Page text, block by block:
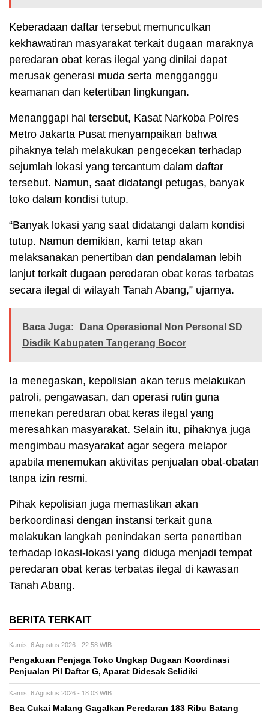
Keberadaan daftar tersebut memunculkan
kekhawatiran masyarakat terkait dugaan maraknya
peredaran obat keras ilegal yang dinilai dapat
merusak generasi muda serta mengganggu
keamanan dan ketertiban lingkungan.
Menanggapi hal tersebut, Kasat Narkoba Polres
Metro Jakarta Pusat menyampaikan bahwa
pihaknya telah melakukan pengecekan terhadap
sejumlah lokasi yang tercantum dalam daftar
tersebut. Namun, saat didatangi petugas, banyak
toko dalam kondisi tutup.
“Banyak lokasi yang saat didatangi dalam kondisi
tutup. Namun demikian, kami tetap akan
melaksanakan penertiban dan pendalaman lebih
lanjut terkait dugaan peredaran obat keras terbatas
secara ilegal di wilayah Tanah Abang,” ujarnya.
Baca Juga:
Dana Operasional Non Personal SD
Disdik Kabupaten Tangerang Bocor
Ia menegaskan, kepolisian akan terus melakukan
patroli, pengawasan, dan operasi rutin guna
menekan peredaran obat keras ilegal yang
meresahkan masyarakat. Selain itu, pihaknya juga
mengimbau masyarakat agar segera melapor
apabila menemukan aktivitas penjualan obat-obatan
tanpa izin resmi.
Pihak kepolisian juga memastikan akan
berkoordinasi dengan instansi terkait guna
melakukan langkah penindakan serta penertiban
terhadap lokasi-lokasi yang diduga menjadi tempat
peredaran obat keras terbatas ilegal di kawasan
Tanah Abang.
BERITA TERKAIT
Kamis, 6 Agustus 2026 - 22:58 WIB
Pengakuan Penjaga Toko Ungkap Dugaan Koordinasi
Penjualan Pil Daftar G, Aparat Didesak Selidiki
Kamis, 6 Agustus 2026 - 18:03 WIB
Bea Cukai Malang Gagalkan Peredaran 183 Ribu Batang